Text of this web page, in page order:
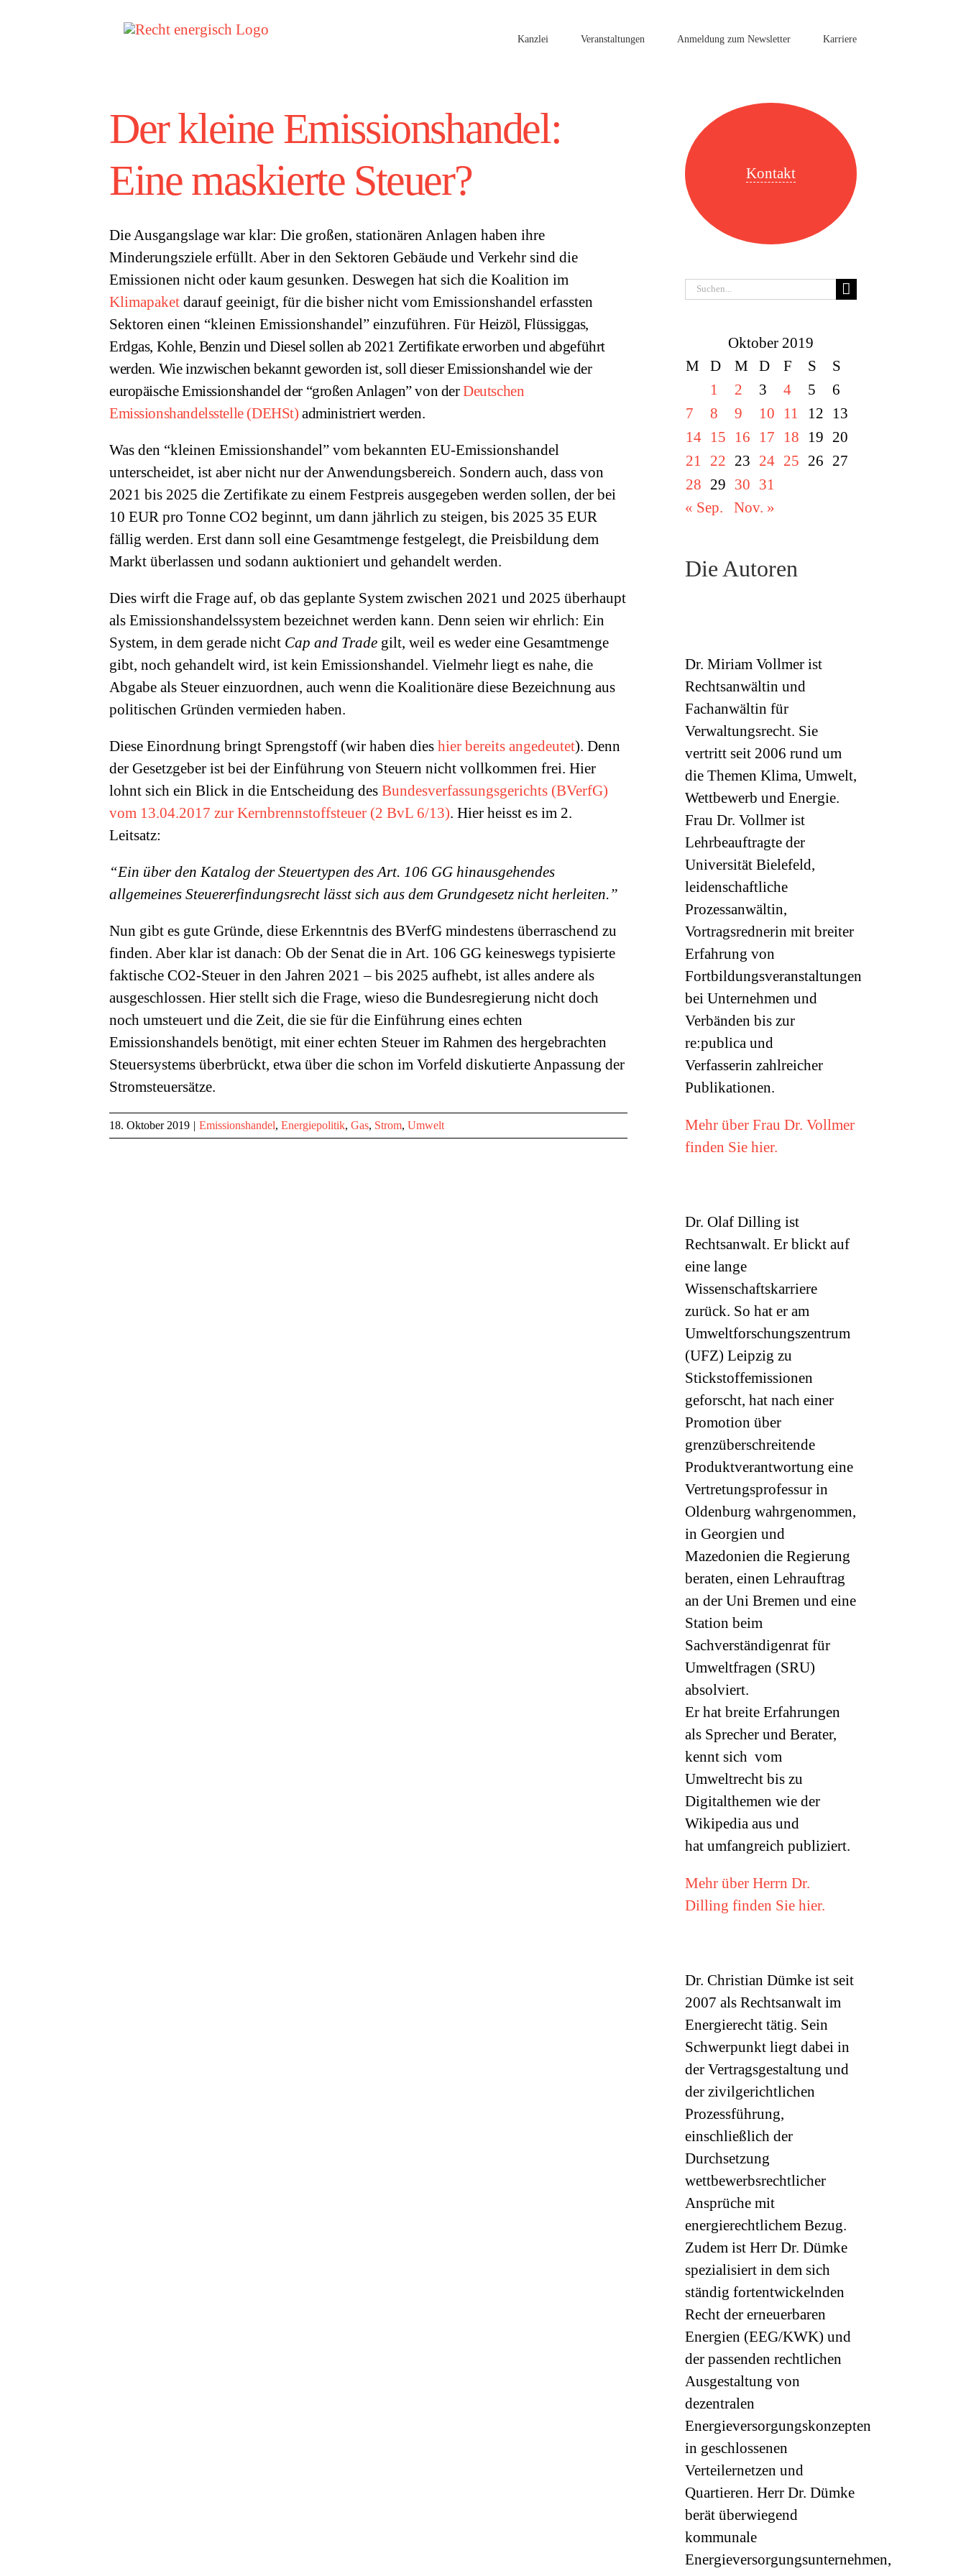
Kanzlei Veranstaltungen Anmeldung zum Newsletter Karriere
Der kleine Emissionshandel:
Eine maskierte Steuer?
Die Ausgangslage war klar: Die großen, stationären Anlagen haben ihre
Minderungsziele erfüllt. Aber in den Sektoren Gebäude und Verkehr sind die
Emissionen nicht oder kaum gesunken. Deswegen hat sich die Koalition im
Klimapaket darauf geeinigt, für die bisher nicht vom Emissionshandel erfassten
Sektoren einen “kleinen Emissionshandel” einzuführen. Für Heizöl, Flüssiggas,
Erdgas, Kohle, Benzin und Dieselsollen ab 2021 Zertifikateerworben und abgeführt
werden. Wie inzwischen bekannt geworden ist, soll dieser Emissionshandel wie der
europäische Emissionshandel der “großen Anlagen” von derDeutschen
Emissionshandelsstelle (DEHSt) administriert werden.
Was den “kleinen Emissionshandel” vom bekannten EU-Emissionshandel
unterscheidet, ist aber nicht nur der Anwendungsbereich. Sondern auch, dass von
2021 bis 2025 die Zertifikate zu einem Festpreis ausgegeben werden sollen, der bei
10 EUR pro Tonne CO2 beginnt, um dann jährlich zu steigen, bis 2025 35 EUR
fällig werden. Erst dann soll eine Gesamtmenge festgelegt, die Preisbildung dem
Markt überlassen und sodann auktioniert und gehandelt werden.
Dies wirft die Frage auf, ob das geplante System zwischen 2021 und 2025 überhaupt
als Emissionshandelssystem bezeichnet werden kann. Denn seien wir ehrlich: Ein
System, in dem gerade nicht Cap and Trade gilt, weil es weder eine Gesamtmenge
gibt, noch gehandelt wird, ist kein Emissionshandel. Vielmehr liegt es nahe, die
Abgabe als Steuer einzuordnen, auch wenn die Koalitionäre diese Bezeichnung aus
politischen Gründen vermieden haben.
Diese Einordnung bringt Sprengstoff (wir haben dies hier bereits angedeutet). Denn
der Gesetzgeber ist bei der Einführung von Steuern nicht vollkommen frei. Hier
lohnt sich ein Blick in die Entscheidung des Bundesverfassungsgerichts (BVerfG)
vom 13.04.2017 zur Kernbrennstoffsteuer (2 BvL 6/13). Hier heisst es im 2.
Leitsatz:
“Ein über den Katalog der Steuertypen des Art. 106 GG hinausgehendes
allgemeines Steuererfindungsrecht lässt sich aus dem Grundgesetz nicht herleiten.”
Nun gibt es gute Gründe, diese Erkenntnis des BVerfG mindestens überraschend zu
finden. Aber klar ist danach: Ob der Senat die in Art. 106 GG keineswegs typisierte
faktische CO2-Steuer in den Jahren 2021 – bis 2025 aufhebt, ist alles andere als
ausgeschlossen. Hier stellt sich die Frage, wieso die Bundesregierung nicht doch
noch umsteuert und die Zeit, die sie für die Einführung eines echten
Emissionshandels benötigt, mit einer echten Steuer im Rahmen des hergebrachten
Steuersystems überbrückt, etwa über die schon im Vorfeld diskutierte Anpassung der
Stromsteuersätze.
18. Oktober 2019 | Emissionshandel, Energiepolitik, Gas, Strom, Umwelt
Kontakt
Suche
Oktober 2019
M
D M D F S
S
1
2 3 4 5
6
7
8 9 10 11 12
13
14 15 16 17 18 19 20
21
22 23 24 25 26 27
28 29 30 31
« Sep.
Nov. »
Die Autoren
Dr. Miriam Vollmer ist
Rechtsanwältin und
Fachanwältin für
Verwaltungsrecht. Sie
vertritt seit 2006 rund um
die Themen Klima, Umwelt,
Wettbewerb und Energie.
Frau Dr. Vollmer ist
Lehrbeauftragte der
Universität Bielefeld,
leidenschaftliche
Prozessanwältin,
Vortragsrednerin mit breiter
Erfahrung von
Fortbildungsveranstaltungen
bei Unternehmen und
Verbänden bis zur
re:publica und
Verfasserin zahlreicher
Publikationen.
Mehr über Frau Dr. Vollmer
finden Sie hier.
Dr. Olaf Dilling ist
Rechtsanwalt. Er blickt auf
eine lange
Wissenschaftskarriere
zurück. So hat er am
Umweltforschungszentrum
(UFZ) Leipzig zu
Stickstoffemissionen
geforscht, hat nach einer
Promotion über
grenzüberschreitende
Produktverantwortung eine
Vertretungsprofessur in
Oldenburg wahrgenommen,
in Georgien und
Mazedonien die Regierung
beraten, einen Lehrauftrag
an der Uni Bremen und eine
Station beim
Sachverständigenrat für
Umweltfragen (SRU)
absolviert.
Er hat breite Erfahrungen
als Sprecher und Berater,
kennt sich vom
Umweltrecht bis zu
Digitalthemen wie der
Wikipedia aus und
hat umfangreich publiziert.
Mehr über Herrn Dr.
Dilling finden Sie hier.
Dr. Christian Dümke ist seit
2007 als Rechtsanwalt im
Energierecht tätig. Sein
Schwerpunkt liegt dabei in
der Vertragsgestaltung und
der zivilgerichtlichen
Prozessführung,
einschließlich der
Durchsetzung
wettbewerbsrechtlicher
Ansprüche mit
energierechtlichem Bezug.
Zudem ist Herr Dr. Dümke
spezialisiert in dem sich
ständig fortentwickelnden
Recht der erneuerbaren
Energien (EEG/KWK) und
der passenden rechtlichen
Ausgestaltung von
dezentralen
Energieversorgungskonzepten
in geschlossenen
Verteilernetzen und
Quartieren. Herr Dr. Dümke
berät überwiegend
kommunale
Energieversorgungsunternehmen,